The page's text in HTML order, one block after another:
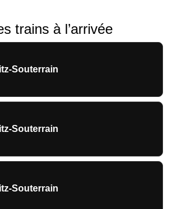
trains à l’arrivée
Souterrain
Souterrain
Souterrain